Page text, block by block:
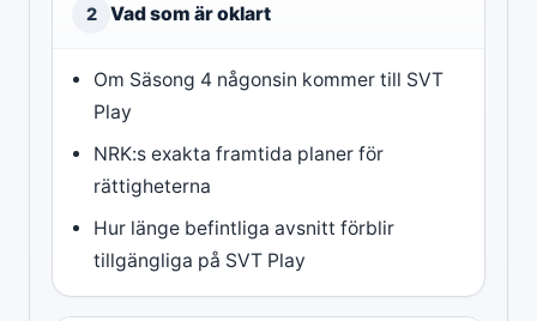
2 Vad som är oklart
Om Säsong 4 någonsin kommer till SVT
Play
NRK:s exakta framtida planer för
rättigheterna
Hur länge befintliga avsnitt förblir
tillgängliga på SVT Play